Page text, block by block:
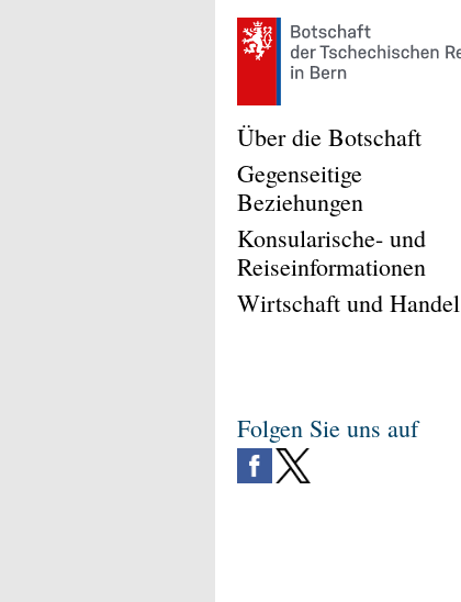
Über die Botschaft
Gegenseitige
Beziehungen
Konsularische- und
Reiseinformationen
Wirtschaft und Handel
Folgen Sie uns auf